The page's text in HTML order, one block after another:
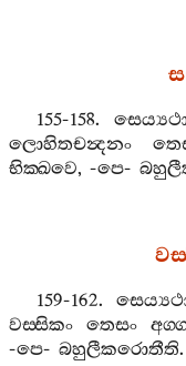
155-158.
ලොහිතචන්‍දනං
භික‍්ඛවෙ, -පෙ-
159-162.
වස‍්සිකං
තෙසං
-පෙ- බහුලීකරොතීති.